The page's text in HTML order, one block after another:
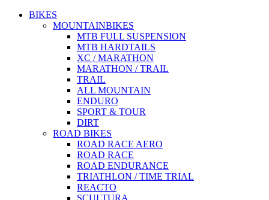
BIKES
MOUNTAINBIKES
MTB FULL SUSPENSION
MTB HARDTAILS
XC / MARATHON
MARATHON / TRAIL
TRAIL
ALL MOUNTAIN
ENDURO
SPORT & TOUR
DIRT
ROAD BIKES
ROAD RACE AERO
ROAD RACE
ROAD ENDURANCE
TRIATHLON / TIME TRIAL
REACTO
SCULTURA